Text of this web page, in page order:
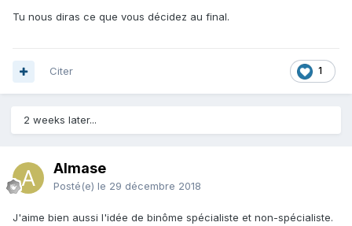
Tu nous diras ce que vous décidez au final.
1
Citer
2 weeks later...
Almase
Posté(e) le 29 décembre 2018
J'aime bien aussi l'idée de binôme spécialiste et non-spécialiste.